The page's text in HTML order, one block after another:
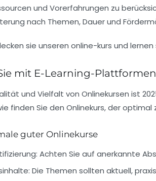
und Vorerfahrungen zu
nach Themen, Dauer und
mit E-Learning-
und Vielfalt von Onlinekursen ist
finden Sie den Onlinekurs, der
guter Onlinekurse
Achten Sie auf anerkannte
Die Themen sollten aktuell,